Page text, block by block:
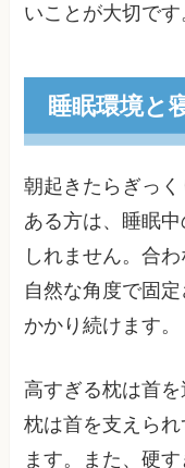
いことが大切です
睡眠環境と
朝起きたらぎっ
ある方は、睡眠
しれません。合
自然な角度で固
かかり続けます。
高すぎる枕は首
枕は首を支えら
ます。また、硬